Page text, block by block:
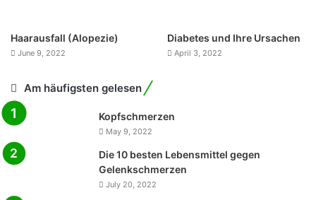
Haarausfall (Alopezie)
June 9, 2022
Diabetes und Ihre Ursachen
April 3, 2022
Am häufigsten gelesen
Kopfschmerzen
May 9, 2022
Die 10 besten Lebensmittel gegen
Gelenkschmerzen
July 20, 2022